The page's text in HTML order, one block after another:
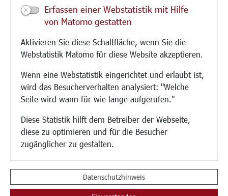
Erfassen einer Webstatistik mit Hilfe
von Matomo gestatten
Aktivieren Sie diese Schaltfläche, wenn Sie die
Webstatistik Matomo für diese Website akzeptieren.
Wenn eine Webstatistik eingerichtet und erlaubt ist,
wird das Besucherverhalten analysiert: "Welche
Seite wird wann für wie lange aufgerufen."
Diese Statistik hilft dem Betreiber der Webseite,
diese zu optimieren und für die Besucher
zugänglicher zu gestalten.
Datenschutzhinweis
Veranstaltungen
Neue Stadthalle Langen
Bäder
Musikschule
Stadtbücherei
Stadtarchiv
Museen
Hotels/Unterkünfte
Gastronomie
Kunstszene
Vereine und Institutionen